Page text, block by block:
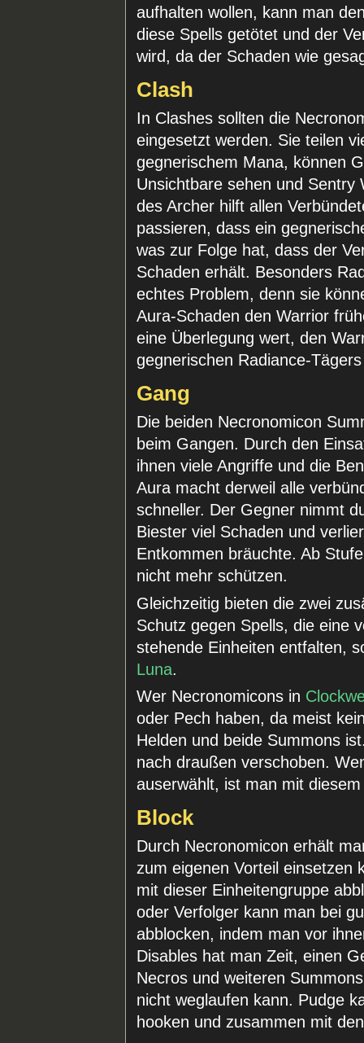
aufhalten wollen, kann man
diese Spells getötet und der
wird, da der Schaden wie
Clash
In Clashes sollten die
eingesetzt werden. Sie teilen
gegnerischem Mana, können
Unsichtbare sehen und Sentry
des Archer hilft allen
passieren, dass ein
was zur Folge hat, dass der
Schaden erhält. Besonders
echtes Problem, denn sie
Aura-Schaden den Warrior
eine Überlegung wert, den
gegnerischen Radiance-
Gang
Die beiden Necronomicon
beim Gangen. Durch den
ihnen viele Angriffe und die
Aura macht derweil alle
schneller. Der Gegner nimmt
Biester viel Schaden und
Entkommen bräuchte. Ab
nicht mehr schützen.
Gleichzeitig bieten die zwei
Schutz gegen Spells, die eine
stehende Einheiten entfalten,
Luna.
Wer Necronomicons in
oder Pech haben, da meist
Helden und beide Summons
nach draußen verschoben.
auserwählt, ist man mit
Block
Durch Necronomicon erhält
zum eigenen Vorteil einsetzen
mit dieser Einheitengruppe
oder Verfolger kann man bei
abblocken, indem man vor
Disables hat man Zeit, einen
Necros und weiteren
nicht weglaufen kann. Pudge
hooken und zusammen mit